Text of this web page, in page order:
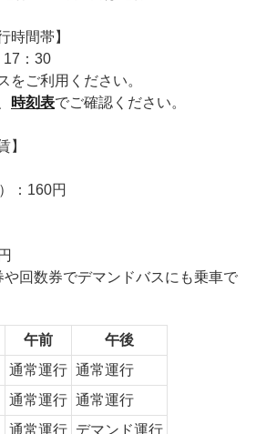
時間帯】
17：30
ご利用ください。
時刻表でご確認ください。
】
：160円
回数券でデマンドバスにも乗車で
午前
午後
通常運行 通常運行
通常運行 通常運行
通常運行 デマンド運行